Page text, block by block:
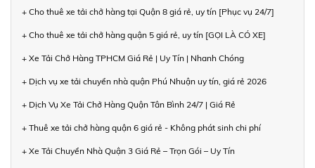
+ Cho thuê xe tải chở hàng tại Quận 8 giá rẻ, uy tín [Phục vụ 24/7]
+ Cho thuê xe tải chở hàng quận 5 giá rẻ, uy tín [GỌI LÀ CÓ XE]
+ Xe Tải Chở Hàng TPHCM Giá Rẻ | Uy Tín | Nhanh Chóng
+ Dịch vụ xe tải chuyển nhà quận Phú Nhuận uy tín, giá rẻ 2026
+ Dịch Vụ Xe Tải Chở Hàng Quận Tân Bình 24/7 | Giá Rẻ
+ Thuê xe tải chở hàng quận 6 giá rẻ - Không phát sinh chi phí
+ Xe Tải Chuyển Nhà Quận 3 Giá Rẻ – Trọn Gói – Uy Tín